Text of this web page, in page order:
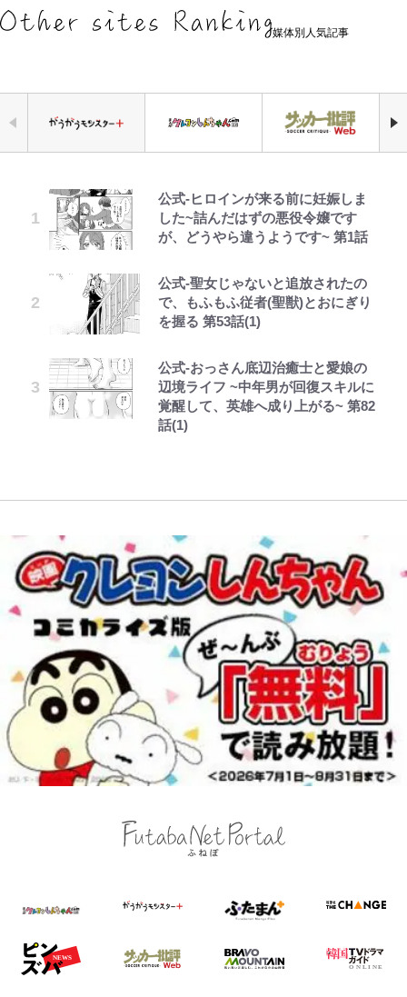
媒体別人気記事
公式-ヒロインが来る前に妊娠しま
した~詰んだはずの悪役令嬢です
が、どうやら違うようです~ 第1話
公式-聖女じゃないと追放されたの
で、もふもふ従者(聖獣)とおにぎり
を握る 第53話(1)
公式-おっさん底辺治癒士と愛娘の
辺境ライフ ~中年男が回復スキルに
覚醒して、英雄へ成り上がる~ 第82
話(1)
えびめしの流儀
オラの引越し物語 サボテン大襲撃
でっかい男になりたいゾ
｢なんじゃこりゃあああ！｣本田圭
佑の古巣ミラン、漆黒×蛍光レッド
の超絶クールな新サードユニに世界
ゃかっけえわ｣
｢最後の1枚…ワルぃゎ〜｣鈴木優磨
1枚までの壮大なフリ｣｢知念くんの
ことどんだけ好きなんよｗ｣
｢知念さんを煽ってたのと同じ
錦織一清の写真集はなぜ私服なの
か…高級ブランドをやめ等身大の自
分を表現する現在「ちゃんとおじい
「のりの芝居は観たいと」藤原紀香
が明かす夫・片岡愛之助との関係
江口洋介の人生最大のCHANGEは
「ファミリーができたこと」時には
30人で…江口流“普通の”子育てメ
千葉雄大、ほっそりイケメン近影に
「顔パンパンだったのに」反響 視
聴者が想った激変の納得理由
村上佳菜子、“遠距離結婚”の夫と
の再会にデレデレ…顔出し公開
「愛が足りない」不満を漏らしてい
宮崎麗果、“10キロ減”告白後の背
骨・肋骨くっきりトレ姿に「痩せ過
ぎてませんか」心配の声も 夫・黒
空の轍と大地の雲と 第1回
第3回 出版までの道のり・その2
レビュー『仮面家族』悠木シュン・
著
荒々しい「火山帯」の一端にいるこ
とを体感！ 登頂約10分でも大迫力
「吾妻小富士」火口を1周する「1
ポ【福島県福島市】
【知ってる？「日本本土四極踏破証
外な結果！「車中泊レポート」
「電気風呂の数は全国一」温泉じゃ
ないのに大満足！ 上高地帰りに寄
「自分の絵ごと、このジャンルはそ
ろそろ終わりかな」江口寿史が炎上
を経て樋口毅宏に語ったこと
1万円超えも「納得のクオリティ」
『この素晴らしい世界に祝福を！』
10万針以上の密度で再現された“め
も感動
映画『ちいかわ』入場者特典「第２
弾」がスタート！まさかの人気アイ